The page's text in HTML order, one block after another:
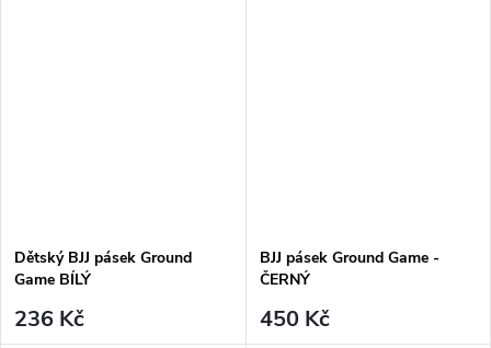
Dětský BJJ pásek Ground
Game BÍLÝ
236 Kč
BJJ pásek Ground Game -
ČERNÝ
450 Kč